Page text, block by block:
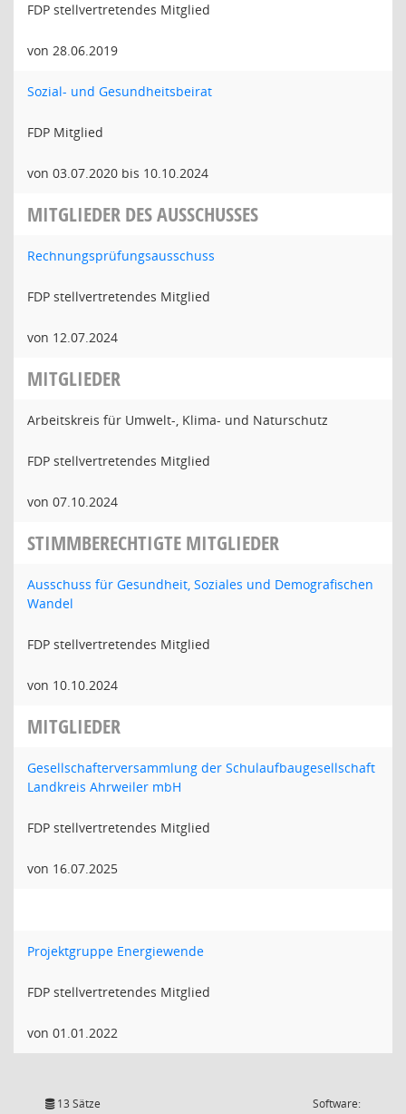
FDP stellvertretendes Mitglied
von 28.06.2019
Sozial- und Gesundheitsbeirat
FDP Mitglied
von 03.07.2020 bis 10.10.2024
MITGLIEDER DES AUSSCHUSSES
Rechnungsprüfungsausschuss
FDP stellvertretendes Mitglied
von 12.07.2024
MITGLIEDER
Arbeitskreis für Umwelt-, Klima- und Naturschutz
FDP stellvertretendes Mitglied
von 07.10.2024
STIMMBERECHTIGTE MITGLIEDER
Ausschuss für Gesundheit, Soziales und Demografischen
Wandel
FDP stellvertretendes Mitglied
von 10.10.2024
MITGLIEDER
Gesellschafterversammlung der Schulaufbaugesellschaft
Landkreis Ahrweiler mbH
FDP stellvertretendes Mitglied
von 16.07.2025
Projektgruppe Energiewende
FDP stellvertretendes Mitglied
von 01.01.2022
13 Sätze
Software: